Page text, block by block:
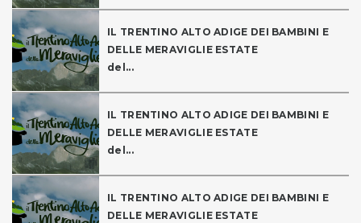
IL TRENTINO ALTO ADIGE DEI BAMBINI E
DELLE MERAVIGLIE ESTATE
del...
IL TRENTINO ALTO ADIGE DEI BAMBINI E
DELLE MERAVIGLIE ESTATE
del...
IL TRENTINO ALTO ADIGE DEI BAMBINI E
DELLE MERAVIGLIE ESTATE